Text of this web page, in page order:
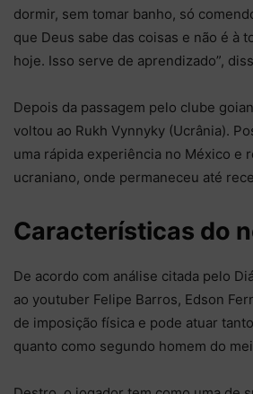
dormir, sem tomar banho, só
que Deus sabe das coisas e não é à
hoje. Isso serve de aprendizado”,
Depois da passagem pelo clube
voltou ao Rukh Vynnyky (Ucrânia).
uma rápida experiência no México e
ucraniano, onde permaneceu até
Características do
De acordo com análise citada pelo
ao youtuber Felipe Barros, Edson
de imposição física e pode atuar
quanto como segundo homem do